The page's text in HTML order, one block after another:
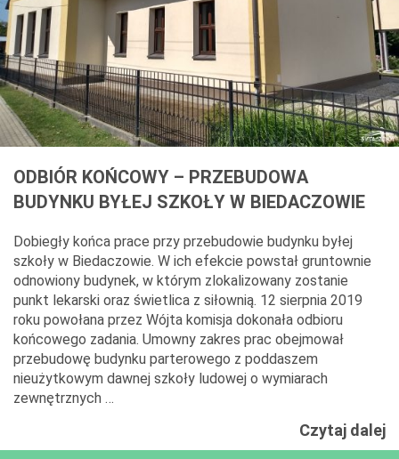
ODBIÓR KOŃCOWY – PRZEBUDOWA
BUDYNKU BYŁEJ SZKOŁY W BIEDACZOWIE
Dobiegły końca prace przy przebudowie budynku byłej
szkoły w Biedaczowie. W ich efekcie powstał gruntownie
odnowiony budynek, w którym zlokalizowany zostanie
punkt lekarski oraz świetlica z siłownią. 12 sierpnia 2019
roku powołana przez Wójta komisja dokonała odbioru
końcowego zadania. Umowny zakres prac obejmował
przebudowę budynku parterowego z poddaszem
nieużytkowym dawnej szkoły ludowej o wymiarach
zewnętrznych …
Czytaj dalej